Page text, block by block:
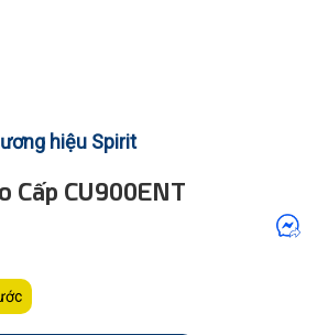
hiệu Spirit
Cấp CU900ENT